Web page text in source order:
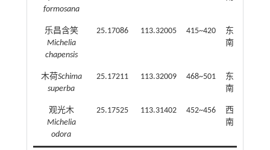
formosana
乐昌含笑
Michelia
chapensis
25.17086 113.32005 415~420
东
南
木荷Schima
superba
25.17211 113.32009 468~501
东
南
观光木
Michelia
odora
25.17525 113.31402 452~456
西
南